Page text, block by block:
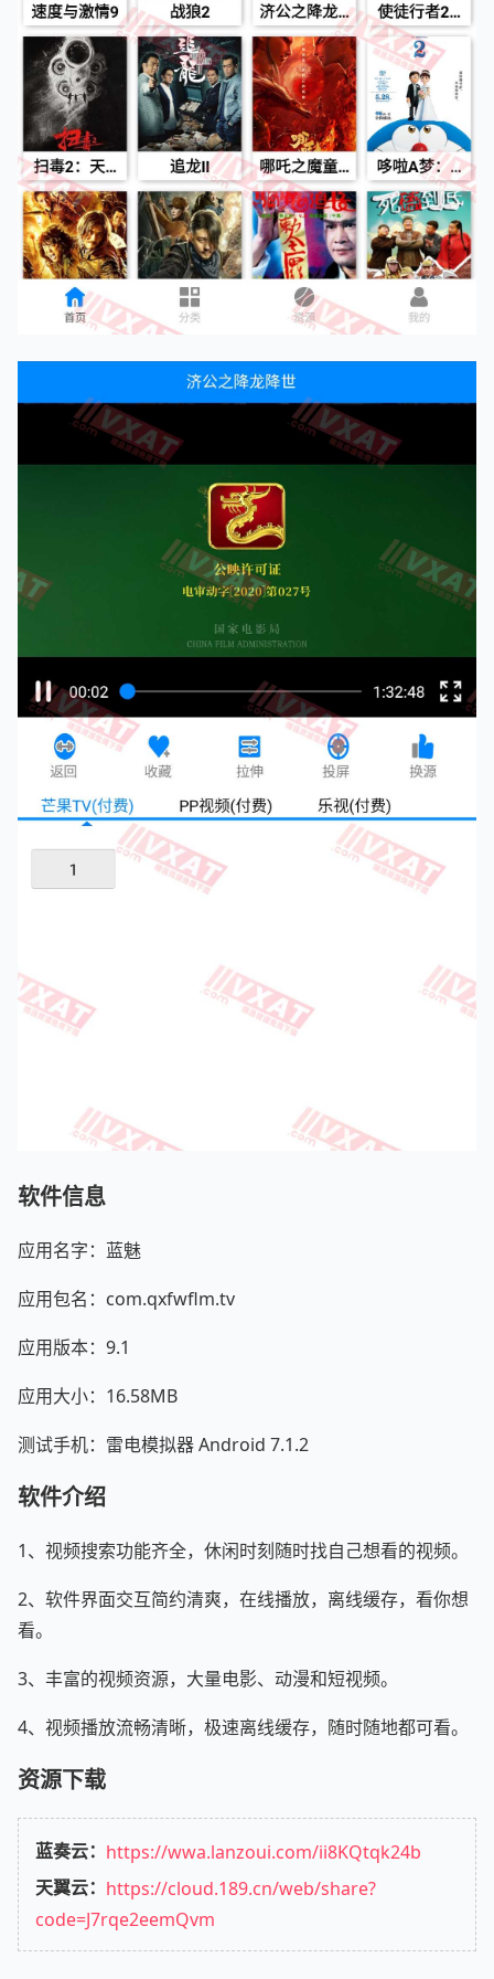
软件信息
应用名字：蓝魅
应用包名：com.qxfwflm.tv
应用版本：9.1
应用大小：16.58MB
测试手机：雷电模拟器 Android 7.1.2
软件介绍
1、视频搜索功能齐全，休闲时刻随时找自己想看的视频。
2、软件界面交互简约清爽，在线播放，离线缓存，看你想
看。
3、丰富的视频资源，大量电影、动漫和短视频。
4、视频播放流畅清晰，极速离线缓存，随时随地都可看。
资源下载
蓝奏云： https://wwa.lanzoui.com/ii8KQtqk24b
天翼云： https://cloud.189.cn/web/share?
code=J7rqe2eemQvm